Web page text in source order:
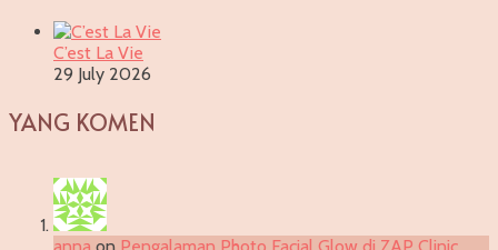
C’est La Vie
29 July 2026
YANG KOMEN
anna on Pengalaman Photo Facial Glow di ZAP Clinic